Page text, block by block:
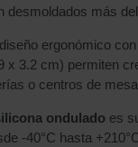
desmoldados más
ergonómico
3.2 cm) permiten
o centros de
ondulado es
-40°C hasta